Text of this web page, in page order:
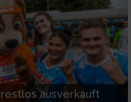
ausverkauft